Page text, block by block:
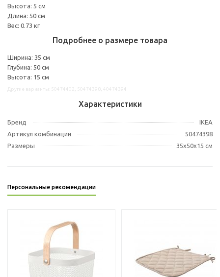
Высота: 5 см
Длина: 50 см
Вес: 0.73 кг
Подробнее о размере товара
Ширина: 35 см
Глубина: 50 см
Высота: 15 см
Характеристики
Бренд
IKEA
Артикул комбинации
50474398
Размеры
35x50x15 см
Персональные рекомендации